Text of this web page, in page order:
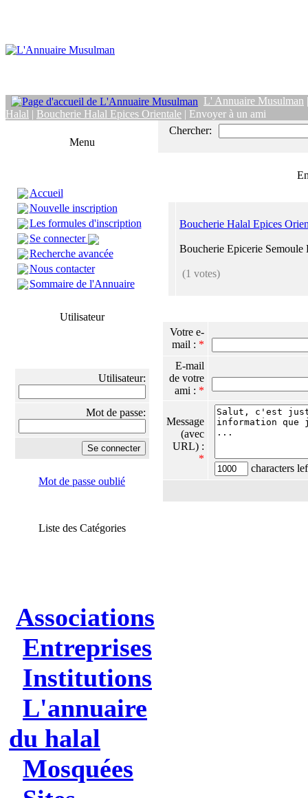
L' Annuaire Musulman
Halal | Boucherie Halal Epices Orientale | Envoyer à un ami
Menu
Accueil
Nouvelle inscription
Les formules d'inscription
Se connecter
Recherche avancée
Nous contacter
Sommaire de l'Annuaire
Utilisateur
Utilisateur:
Mot de passe:
Mot de passe oublié
Liste des Catégories
Associations
Entreprises
Institutions
L'annuaire
du halal
Mosquées
Chercher:
Boucherie Halal Epices
Boucherie Epicerie Semoule
(1 votes)
Votre e-
mail : *
E-mail
de votre
ami : *
Message
(avec
URL) :
*
characters